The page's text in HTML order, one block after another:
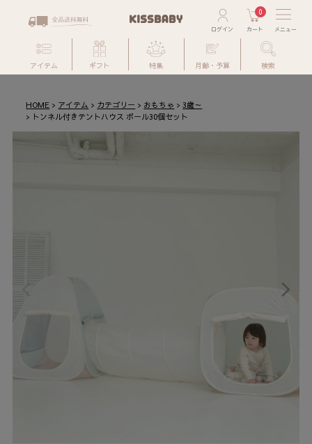
0
アイテム ギフト 特集 月齢・予算 検索
HOME アイテム カテゴリー おもちゃ
3歳～
トンネル付きテントハウス ボール30個セット